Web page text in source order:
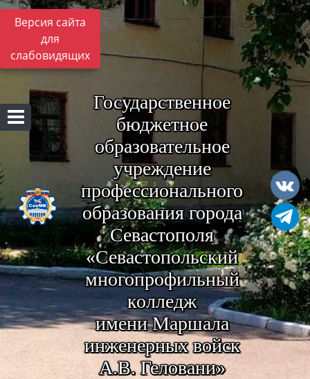
Версия сайта
для
слабовидящих
Государственное
бюджетное
образовательное
учреждение
профессионального
образования города
Севастополя
«Севастопольский
многопрофильный
колледж
имени Маршала
инженерных войск
А.В. Геловани»